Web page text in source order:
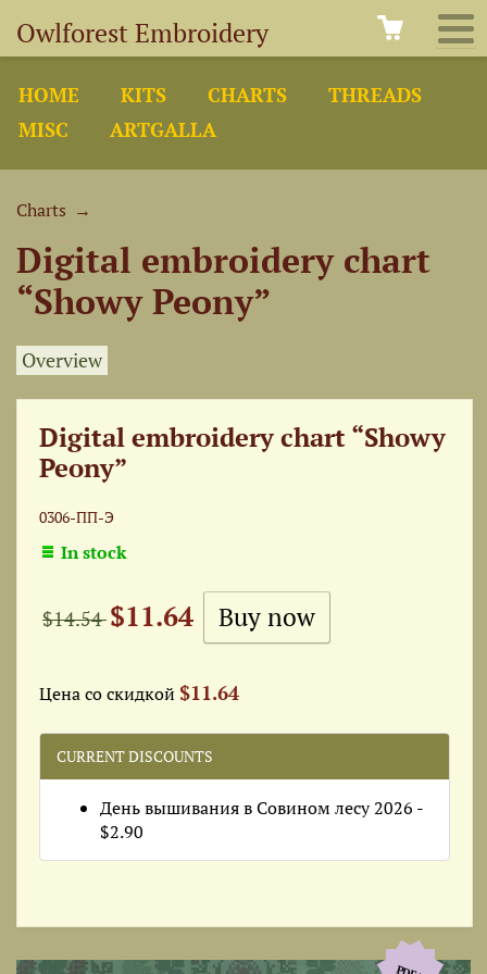
Owlforest Embroidery
HOME KITS CHARTS
THREADS
MISC
ARTGALLA
Charts →
Digital embroidery chart
“Showy Peony”
Overview
Digital embroidery chart “Showy
Peony”
0306-ПП-Э
In stock
$14.54$11.64
Цена со скидкой $11.64
CURRENT DISCOUNTS
День вышивания в Совином лесу 2026 -
$2.90